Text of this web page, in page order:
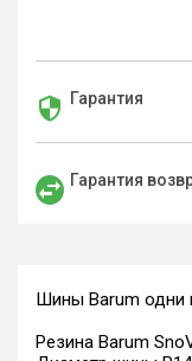
Гарантия
Гарантия
Шины Barum одни
Резина Barum